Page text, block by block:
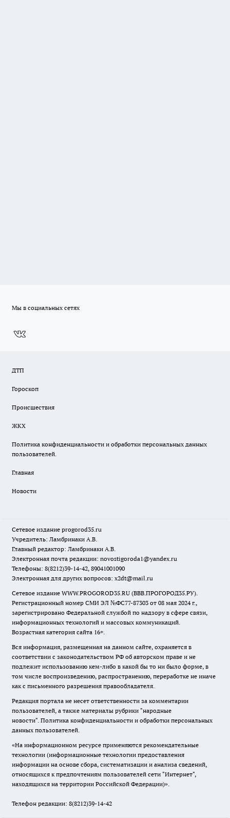
Мы в социальных сетях
ДТП
Гороскоп
Происшествия
ЖКХ
Политика конфиденциальности и обработки персональных данных
пользователей.
Главная
Новости
Сетевое издание progorod35.ru
Учредитель: Ламбринаки А.В.
Главный редактор: Ламбринаки А.В.
Электронная почта редакции: novostigoroda1@yandex.ru
Телефоны: 8(8212)39-14-42, 89041001090
Электронная для других вопросов: x2dt@mail.ru
Сетевое издание WWW.PROGOROD35.RU (ВВВ.ПРОГОРОД35.РУ).
Регистрационный номер СМИ ЭЛ №ФС77-87303 от 08 мая 2024 г.,
зарегистрировано Федеральной службой по надзору в сфере связи,
информационных технологий и массовых коммуникаций.
Возрастная категория сайта 16+.
Вся информация, размещенная на данном сайте, охраняется в
соответствии с законодательством РФ об авторском праве и не
подлежит использованию кем-либо в какой бы то ни было форме, в
том числе воспроизведению, распространению, переработке не иначе
как с письменного разрешения правообладателя.
Редакция портала не несет ответственности за комментарии
пользователей, а также материалы рубрики "народные
новости". Политика конфиденциальности и обработки персональных
данных пользователей.
«На информационном ресурсе применяются рекомендательные
технологии (информационные технологии предоставления
информации на основе сбора, систематизации и анализа сведений,
относящихся к предпочтениям пользователей сети "Интернет",
находящихся на территории Российской Федерации)».
Телефон редакции: 8(8212)39-14-42